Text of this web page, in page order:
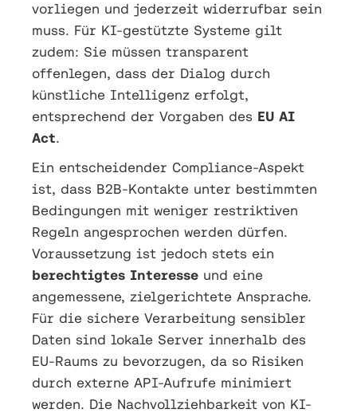
vorliegen und jederzeit widerrufbar sein
muss. Für KI-gestützte Systeme gilt
zudem: Sie müssen transparent
offenlegen, dass der Dialog durch
künstliche Intelligenz erfolgt,
entsprechend der Vorgaben des EU AI
Act.
Ein entscheidender Compliance-Aspekt
ist, dass B2B-Kontakte unter bestimmten
Bedingungen mit weniger restriktiven
Regeln angesprochen werden dürfen.
Voraussetzung ist jedoch stets ein
berechtigtes Interesse und eine
angemessene, zielgerichtete Ansprache.
Für die sichere Verarbeitung sensibler
Daten sind lokale Server innerhalb des
EU-Raums zu bevorzugen, da so Risiken
durch externe API-Aufrufe minimiert
werden. Die Nachvollziehbarkeit von KI-